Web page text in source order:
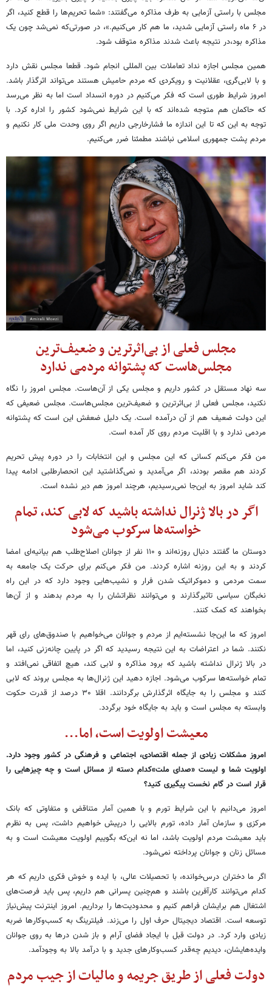
مجلس با راستی آزمایی به طرف مذاکره می‌گفتند: «شما تحریم‌ها را قطع کنید، اگر
در ۶ ماه راستی آزمایی شدید، ما هم کار می‌کنیم.»، در صورتی‌که نمی‌شد چون یک
مذاکره بود،در نتیجه باعث شدند مذاکره متوقف شود.
همین مجلس اجازه نداد تعاملات بین المللی انجام شود. قطعا مجلس نقش دارد
و با لابی‌گری، عقلانیت و رویکردی که مردم حامیش هستند می‌تواند اثرگذار باشد.
امروز شرایط طوری است که فکر می‌کنیم در دوره انسداد است اما به نظر می‌رسد
که حاکمان هم متوجه شده‌اند که با این شرایط نمی‌شود کشور را اداره کرد. با
توجه به این که تا این اندازه ما فشارخارجی داریم اگر روی وحدت ملی کار نکنیم و
مردم پشت جمهوری اسلامی نباشند مطمئنا ضرر می‌کنیم.
مجلس فعلی از بی‌اثرترین و ضعیف‌ترین
مجلس‌هاست که پشتوانه مردمی ندارد
سه نهاد مستقل در کشور داریم و مجلس یکی از آن‌هاست. مجلس امروز را نگاه
نکنید، مجلس فعلی از بی‌اثرترین و ضعیف‌ترین مجلس‌هاست. مجلس ضعیفی که
این دولت ضعیف هم از آن درآمده است. یک دلیل ضعفش این است که پشتوانه
مردمی ندارد و با اقلیت مردم روی کار آمده است.
من فکر می‌کنم کسانی که این مجلس و این انتخابات را در دوره پیش تحریم
کردند هم مقصر بودند، اگر می‌آمدید و نمی‌گذاشتید این انحصارطلبی ادامه پیدا
کند شاید امروز به این‌جا نمی‌رسیدیم، هرچند امروز هم دیر نشده است.
اگر در بالا ژنرال نداشته باشید که لابی کند، تمام
خواسته‌ها سرکوب می‌شود
دوستان ما گفتند دنبال روزنه‌اند و ۱۱۰ نفر از جوانان اصلاح‌طلب هم بیانیه‌‎ای امضا
کردند و به این روزنه اشاره کردند. من فکر می‌کنم برای حرکت یک جامعه به
سمت مردمی و دموکراتیک شدن فرار و نشیب‌هایی وجود دارد که در این راه
نخبگان سیاسی تاثیرگذارند و می‌توانند نظراتشان را به مردم بدهند و از آن‌ها
بخواهند که کمک کنند.
امروز که ‌ما این‌جا نشسته‌ایم از مردم و جوانان می‌خواهیم با صندوق‌های رای قهر
نکنند. شما در اعتراضات به این نتیجه رسیدید که اگر در پایین چانه‌زنی کنید، اما
در بالا ژنرال نداشته باشید که برود مذاکره و لابی کند، هیچ اتفاقی نمی‌افتد و
تمام خواسته‌ها سرکوب می‌شود. اجازه دهید این ژنرال‌ها به مجلس بروند که لابی
کنند و مجلس را به جایگاه اثرگذارش برگردانند. اقلا ۳۰ درصد از قدرت حکوت
وابسته به مجلس است و باید به جایگاه خود برگردد.
معیشت اولویت است، اما...
امروز مشکلات زیادی از جمله اقتصادی، اجتماعی و فرهنگی در کشور وجود دارد.
اولویت شما و لیست «صدای ملت»کدام دسته از مسائل است و چه چیزهایی را
قرار است در گام نخست پیگیری کنید؟
امروز می‌دانیم با این شرایط تورم و با همین آمار متناقض و متفاوتی که بانک
مرکزی و سازمان آمار داده، تورم بالایی را درپیش خواهیم داشت، پس به نظرم
باید معیشت مردم اولویت باشد، اما نه این‌که بگوییم اولویت معیشت است و به
مسائل زنان و جوانان پرداخته نمی‌شود.
اگر ما دختران درس‌خوانده، با تحصیلات عالی، با ایده و خوش فکری داریم که هر
کدام می‌توانند کارآفرین باشند و هم‌چنین پسرانی هم داریم، پس باید فرصت‌های
اشتغال هم برایشان فراهم کنیم و محدودیت‌ها را برداریم. امروز اینترنت پیش‌نیاز
توسعه است. اقتصاد دیجیتال حرف اول را می‌زند. فیلترینگ به کسب‌وکارها ضربه
زیادی وارد کرد. در دولت قبل با ایجاد فضای آرام و باز شدن درها به روی جوانان
وایده‌هایشان، دیدیم چه‌قدر کسب‌وکارهای جدید و با درآمد بالا به وجودآمد.
دولت فعلی از طریق جریمه و مالیات از جیب مردم